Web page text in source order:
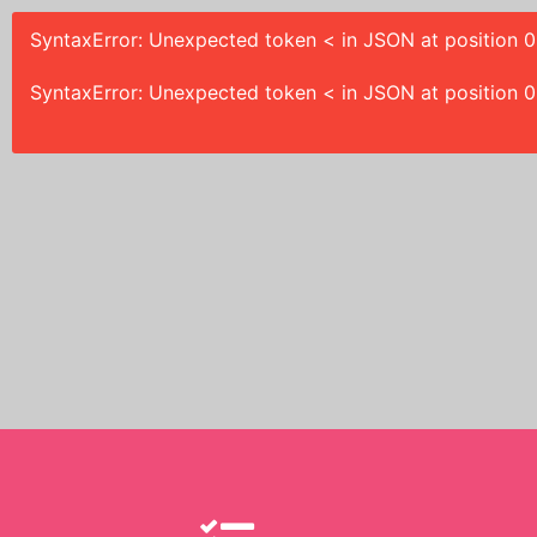
SyntaxError: Unexpected token < in JSON at position 0
SyntaxError: Unexpected token < in JSON at position 0